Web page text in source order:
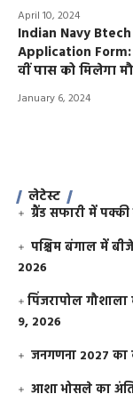
April 10, 2024
Indian Navy
Application
वीं पास को मिलेगा
January 6, 2024
लेटेस्ट
ग्रैंड सफारी में
पश्चिम बंगाल में
2026
​पिंजरापोल गौशाला
9, 2026
जनगणना 2027 का
आशा भोसले का